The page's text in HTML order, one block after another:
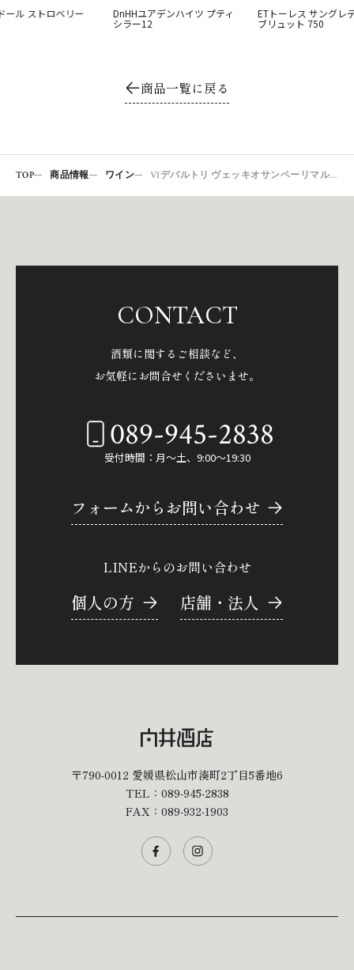
ール ストロベリー DnHHユアデンハイツ プティ
シラー12
ETトーレス サングレ
ブリュット 750
商品一覧に戻る
TOP 商品情報 ワイン VIデバルトリ ヴェッキオサンペーリマルサラ
CONTACT
酒類に関するご相談など、
お気軽にお問合せくださいませ。
089-945-2838
受付時間：月～土、9:00～19:30
フォームからお問い合わせ
LINEからのお問い合わせ
個人の方 店舗・法人
〒790-0012 愛媛県松山市湊町2丁目5番地6
TEL： 089-945-2838
FAX：089-932-1903